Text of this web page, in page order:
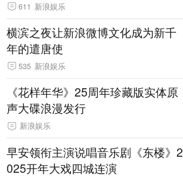
611 新浪娱乐
横滨之夜让新浪微博文化成为新千
年的遣唐使
535 新浪娱乐
《花样年华》25周年珍藏版实体原
声大碟浪漫发行
新浪娱乐
早安领衔主演说唱音乐剧《东楼》2
025开年大戏四城连演